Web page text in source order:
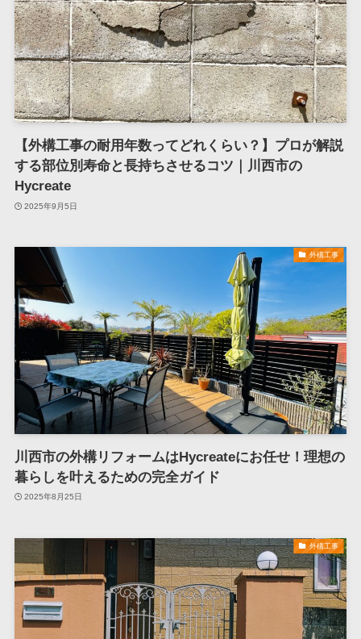
【外構工事の耐用年数ってどれくらい？】プロが解説
する部位別寿命と長持ちさせるコツ｜川西市の
Hycreate
2025年9月5日
外構工事
川西市の外構リフォームはHycreateにお任せ！理想の
暮らしを叶えるための完全ガイド
2025年8月25日
外構工事